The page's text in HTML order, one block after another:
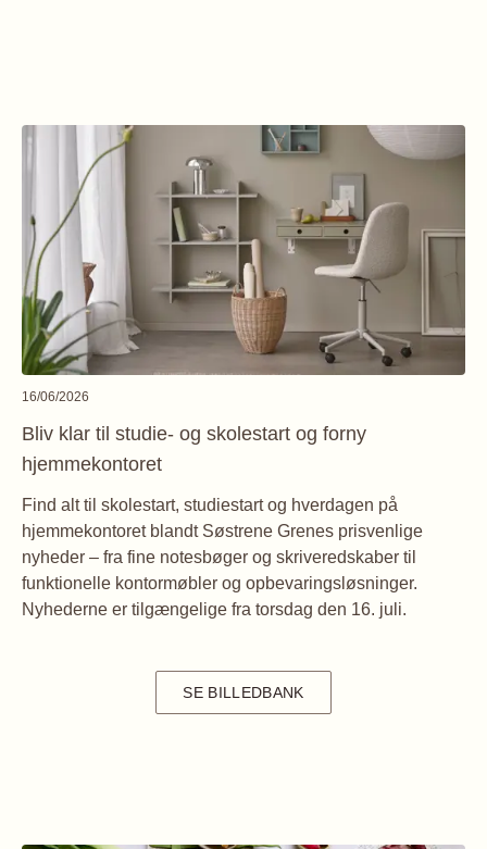
16/06/2026
Bliv klar til studie- og skolestart og forny
hjemmekontoret
Find alt til skolestart, studiestart og hverdagen på
hjemmekontoret blandt Søstrene Grenes prisvenlige
nyheder – fra fine notesbøger og skriveredskaber til
funktionelle kontormøbler og opbevaringsløsninger.
Nyhederne er tilgængelige fra torsdag den 16. juli.
SE BILLEDBANK